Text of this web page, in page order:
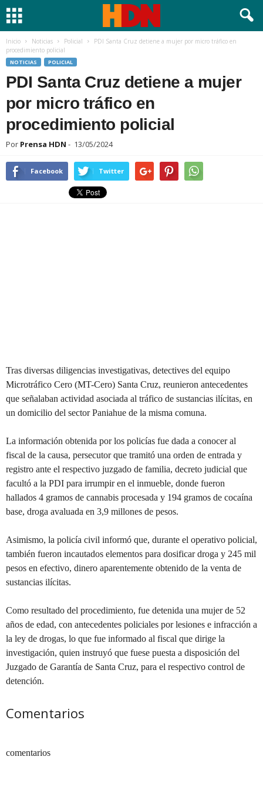
Inicio Noticias Policial
PDI Santa Cruz detiene a mujer por micro tráfico en
procedimiento policial
NOTICIAS POLICIAL
PDI Santa Cruz detiene a mujer
por micro tráfico en
procedimiento policial
Por Prensa HDN - 13/05/2024
Facebook Twitter
Tras diversas diligencias investigativas, detectives del equipo
Microtráfico Cero (MT-Cero) Santa Cruz, reunieron antecedentes
que señalaban actividad asociada al tráfico de sustancias ilícitas, en
un domicilio del sector Paniahue de la misma comuna.
La información obtenida por los policías fue dada a conocer al
fiscal de la causa, persecutor que tramitó una orden de entrada y
registro ante el respectivo juzgado de familia, decreto judicial que
facultó a la PDI para irrumpir en el inmueble, donde fueron
hallados 4 gramos de cannabis procesada y 194 gramos de cocaína
base, droga avaluada en 3,9 millones de pesos.
Asimismo, la policía civil informó que, durante el operativo policial,
también fueron incautados elementos para dosificar droga y 245 mil
pesos en efectivo, dinero aparentemente obtenido de la venta de
sustancias ilícitas.
Como resultado del procedimiento, fue detenida una mujer de 52
años de edad, con antecedentes policiales por lesiones e infracción a
la ley de drogas, lo que fue informado al fiscal que dirige la
investigación, quien instruyó que fuese puesta a disposición del
Juzgado de Garantía de Santa Cruz, para el respectivo control de
detención.
Comentarios
comentarios